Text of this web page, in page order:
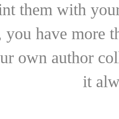
them with
you have more
own author
it